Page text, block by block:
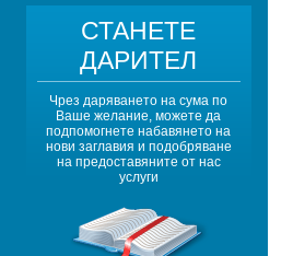
СТАНЕТЕ
ДАРИТЕЛ
Чрез даряването на сума по
Ваше желание, можете да
подпомогнете набавянето на
нови заглавия и подобряване
на предоставяните от нас
услуги